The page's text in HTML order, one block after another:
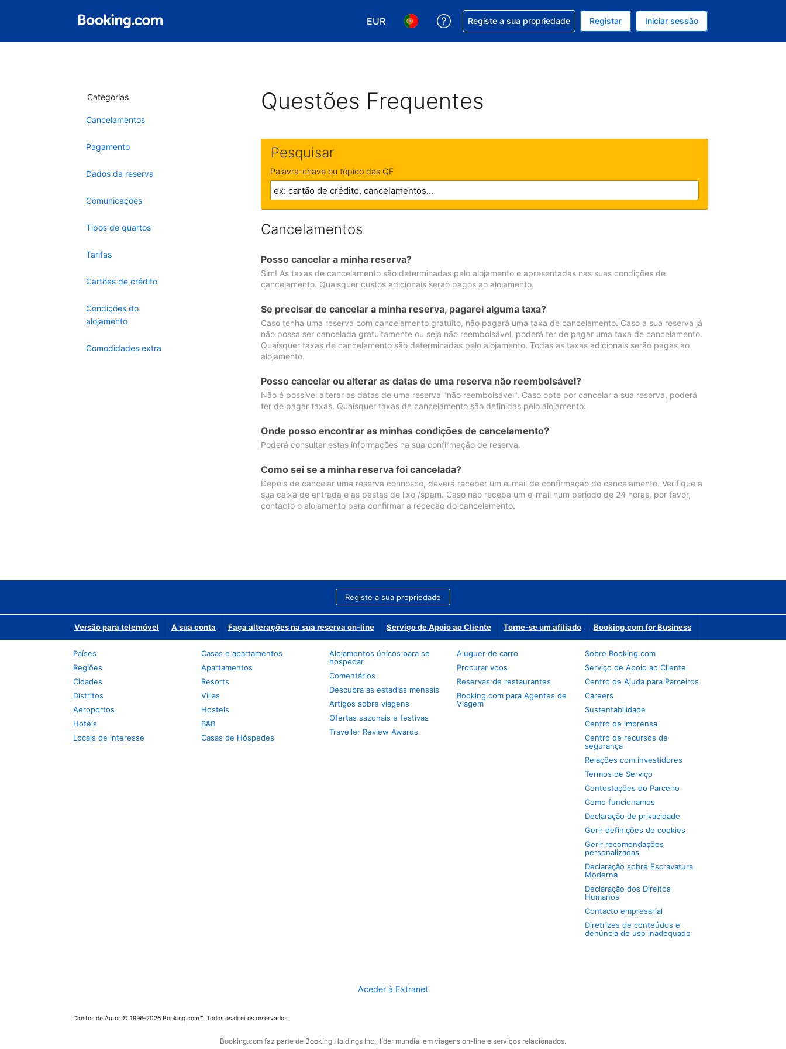
EUR
Escolha a sua moeda. A sua moeda atual é EUR
Escolha o seu idioma. O seu idioma atual é Português
Obtenha ajuda com a sua reserva
Registe a sua propriedade Registar Iniciar sessão
Categorias
Cancelamentos
Pagamento
Dados da reserva
Comunicações
Tipos de quartos
Tarifas
Cartões de crédito
Condições do
alojamento
Comodidades extra
Questões Frequentes
Pesquisar
Palavra-chave ou tópico das QF
Cancelamentos
Posso cancelar a minha reserva?
Sim! As taxas de cancelamento são determinadas pelo alojamento e apresentadas nas suas condições de
cancelamento. Quaisquer custos adicionais serão pagos ao alojamento.
Se precisar de cancelar a minha reserva, pagarei alguma taxa?
Caso tenha uma reserva com cancelamento gratuito, não pagará uma taxa de cancelamento. Caso a sua reserva já
não possa ser cancelada gratuitamente ou seja não reembolsável, poderá ter de pagar uma taxa de cancelamento.
Quaisquer taxas de cancelamento são determinadas pelo alojamento. Todas as taxas adicionais serão pagas ao
alojamento.
Posso cancelar ou alterar as datas de uma reserva não reembolsável?
Não é possível alterar as datas de uma reserva "não reembolsável". Caso opte por cancelar a sua reserva, poderá
ter de pagar taxas. Quaisquer taxas de cancelamento são definidas pelo alojamento.
Onde posso encontrar as minhas condições de cancelamento?
Poderá consultar estas informações na sua confirmação de reserva.
Como sei se a minha reserva foi cancelada?
Depois de cancelar uma reserva connosco, deverá receber um e-mail de confirmação do cancelamento. Verifique a
sua caixa de entrada e as pastas de lixo /spam. Caso não receba um e-mail num período de 24 horas, por favor,
contacto o alojamento para confirmar a receção do cancelamento.
Registe a sua propriedade
Versão para telemóvel A sua conta Faça alterações na sua reserva on-line Serviço de Apoio ao Cliente Torne-se um afiliado Booking.com for Business
Países
Regiões
Cidades
Distritos
Aeroportos
Hotéis
Locais de interesse
Casas e apartamentos
Apartamentos
Resorts
Villas
Hostels
B&B
Casas de Hóspedes
Alojamentos únicos para se
hospedar
Comentários
Descubra as estadias mensais
Artigos sobre viagens
Ofertas sazonais e festivas
Traveller Review Awards
Aluguer de carro
Procurar voos
Reservas de restaurantes
Booking.com para Agentes de
Viagem
Sobre Booking.com
Serviço de Apoio ao Cliente
Centro de Ajuda para Parceiros
Careers
Sustentabilidade
Centro de imprensa
Centro de recursos de
segurança
Relações com investidores
Termos de Serviço
Contestações do Parceiro
Como funcionamos
Declaração de privacidade
Gerir definições de cookies
Gerir recomendações
personalizadas
Declaração sobre Escravatura
Moderna
Declaração dos Direitos
Humanos
Contacto empresarial
Diretrizes de conteúdos e
denúncia de uso inadequado
Aceder à Extranet
Direitos de Autor © 1996–2026 Booking.com™. Todos os direitos reservados.
Booking.com faz parte de Booking Holdings Inc., líder mundial em viagens on-line e serviços relacionados.